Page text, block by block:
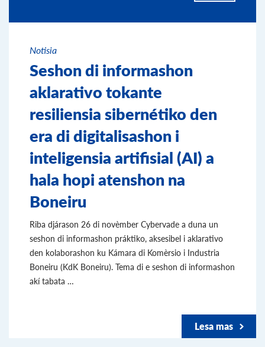
Notisia
Seshon di informashon
aklarativo tokante
resiliensia sibernétiko den
era di digitalisashon i
inteligensia artifisial (AI) a
hala hopi atenshon na
Boneiru
Riba djárason 26 di novèmber Cybervade a duna un
seshon di informashon práktiko, aksesibel i aklarativo
den kolaborashon ku Kámara di Komèrsio i Industria
Boneiru (KdK Boneiru). Tema di e seshon di informashon
akí tabata …
Lesa mas